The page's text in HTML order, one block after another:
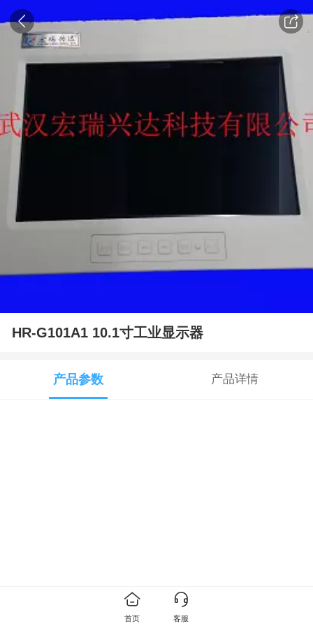
HR-G101A1 10.1寸工业显示器
产品参数 产品详情
首页 客服